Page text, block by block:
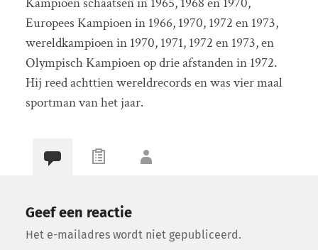
Europees Kampioen in 1966, 1970, 1972 en 1973,
wereldkampioen in 1970, 1971, 1972 en 1973, en
Olympisch Kampioen op drie afstanden in 1972.
Hij reed achttien wereldrecords en was vier maal
sportman van het jaar.
Geef een reactie
Het e-mailadres wordt niet gepubliceerd.